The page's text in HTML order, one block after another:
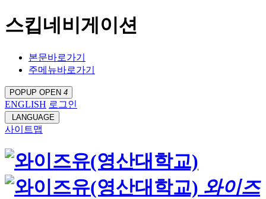
스킵네비게이션
본문바로가기
주메뉴바로가기
POPUP OPEN 4
ENGLISH 로그인
LANGUAGE
사이트맵
와이즈